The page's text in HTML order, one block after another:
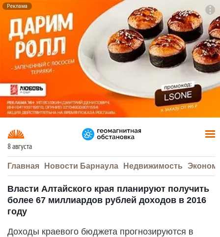
Реклама
8 августа
Главная Новости Барнаула Недвижимость
Власти Алтайского края планируют получить
более 67 миллиардов рублей доходов в 2016
году
Доходы краевого бюджета прогнозируются в